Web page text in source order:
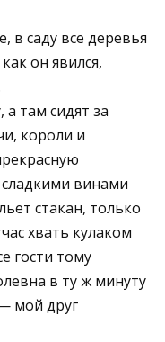
в саду все деревья
он явился,
там сидят за
короли и
сладкими винами
стакан, только
хвать кулаком
гости тому
в ту ж минуту
мой друг